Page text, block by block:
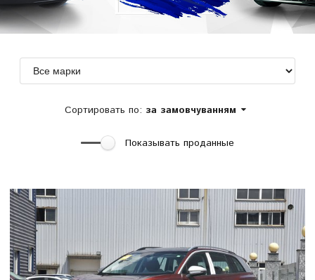
Сортировать по: за замовчуванням
Показывать проданные